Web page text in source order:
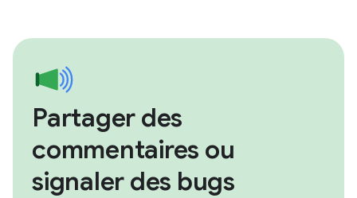
Partager des
commentaires ou
signaler des bugs